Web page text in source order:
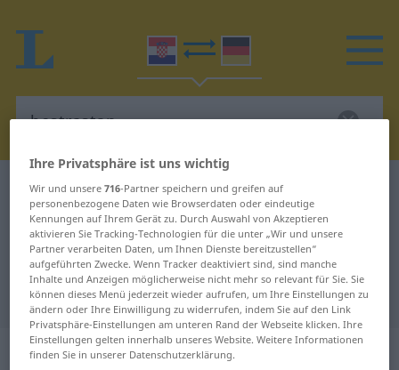
Kroatisch-Deutsch Wörterbuch bestrastan
Kroatisch-Deutsch Übersetzung für
"bestrastan"
"bestrastan" Deutsch Übersetzung
„bestrastan“
Ihre Privatsphäre ist uns wichtig
Wir und unsere716-Partner speichern und greifen auf
personenbezogene Daten wie Browserdaten oder eindeutige
Kennungen auf Ihrem Gerät zu. Durch Auswahl von Akzeptieren
aktivieren Sie Tracking-Technologien für die unter „Wir und unsere
Partner verarbeiten Daten, um Ihnen Dienste bereitzustellen“
aufgeführten Zwecke. Wenn Tracker deaktiviert sind, sind manche
Inhalte und Anzeigen möglicherweise nicht mehr so relevant für Sie. Sie
können dieses Menü jederzeit wieder aufrufen, um Ihre Einstellungen zu
ändern oder Ihre Einwilligung zu widerrufen, indem Sie auf den Link
Privatsphäre-Einstellungen am unteren Rand der Webseite klicken. Ihre
Einstellungen gelten innerhalb unseres Website. Weitere Informationen
finden Sie in unserer Datenschutzerklärung.